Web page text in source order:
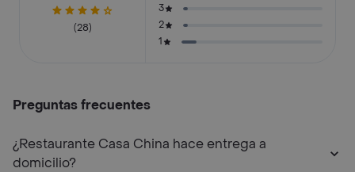
(28)
3
2
1
Preguntas frecuentes
¿Restaurante Casa China hace entrega a
domicilio?